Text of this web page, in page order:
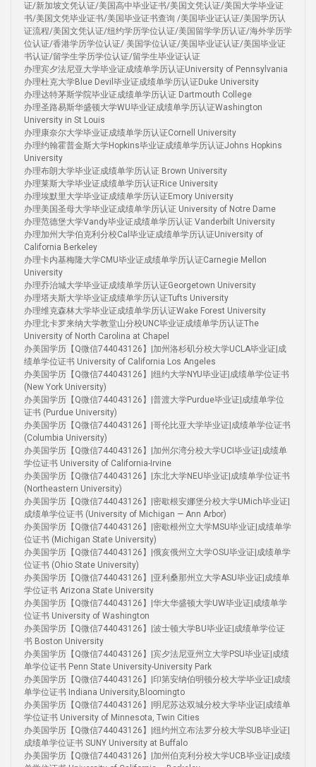
证/新加坡文凭认证/美国高中毕业证书/美国文凭认证/美国大学毕业证
书/美国文凭毕业证书/美国毕业证书查询 /美国毕业证认证/美国学历认
证流程/美国文凭认证/纽约学历学位认证/美国留学学历认证/海外学历学
位认证/香港学历学位认证/ 美国学位认证/美国毕业证认证/美国毕业证
书认证/留学生学历学位认证/留学生毕业证认证
办理宾夕法尼亚大学毕业证成绩单学历认证University of Pennsylvania
办理杜克大学Blue Devil毕业证成绩单学历认证Duke University
办理达特茅斯学院毕业证成绩单学历认证 Dartmouth College
办理圣路易斯华盛顿大学WU毕业证成绩单学历认证Washington
University in St Louis
办理康奈尔大学毕业证成绩单学历认证Cornell University
办理约翰霍普金斯大学Hopkins毕业证成绩单学历认证Johns Hopkins
University
办理布朗大学毕业证成绩单学历认证 Brown University
办理莱斯大学毕业证成绩单学历认证Rice University
办理埃默里大学毕业证成绩单学历认证Emory University
办理美国圣母大学毕业证成绩单学历认证 University of Notre Dame
办理范德堡大学Vandy毕业证成绩单学历认证 Vanderbilt University
办理加州大学伯克利分校Cal毕业证成绩单学历认证University of
California Berkeley
办理卡内基梅隆大学CMU毕业证成绩单学历认证Carnegie Mellon
University
办理乔治城大学毕业证成绩单学历认证Georgetown University
办理塔夫斯大学毕业证成绩单学历认证Tufts University
办理维克森林大学毕业证成绩单学历认证Wake Forest University
办理北卡罗来纳大学教堂山分校UNC毕业证成绩单学历认证The
University of North Carolina at Chapel
办美国学历【Q微信744043126】|加州洛杉矶分校大学UCLA毕业证|成
绩单学位证书 University of California Los Angeles
办美国学历【Q微信744043126】|纽约大学NYU毕业证|成绩单学位证书
(New York University)
办美国学历【Q微信744043126】|普渡大学Purdue毕业证|成绩单学位
证书 (Purdue University)
办美国学历【Q微信744043126】|哥伦比亚大学毕业证|成绩单学位证书
(Columbia University)
办美国学历【Q微信744043126】|加州尔湾分校大学UCI毕业证|成绩单
学位证书 University of California-Irvine
办美国学历【Q微信744043126】|东北大学NEU毕业证|成绩单学位证书
(Northeastern University)
办美国学历【Q微信744043126】|密歇根安娜堡分校大学UMich毕业证|
成绩单学位证书 (University of Michigan — Ann Arbor)
办美国学历【Q微信744043126】|密歇根州立大学MSU毕业证|成绩单学
位证书 (Michigan State University)
办美国学历【Q微信744043126】|俄亥俄州立大学OSU毕业证|成绩单学
位证书 (Ohio State University)
办美国学历【Q微信744043126】|亚利桑那州立大学ASU毕业证|成绩单
学位证书 Arizona State University
办美国学历【Q微信744043126】|华大华盛顿大学UW毕业证|成绩单学
位证书 University of Washington
办美国学历【Q微信744043126】|波士顿大学BU毕业证|成绩单学位证
书 Boston University
办美国学历【Q微信744043126】|宾夕法尼亚州立大学PSU毕业证|成绩
单学位证书 Penn State University-University Park
办美国学历【Q微信744043126】|印第安纳伯明顿分校大学毕业证|成绩
单学位证书 Indiana University,Bloomingto
办美国学历【Q微信744043126】|明尼苏达双城分校大学毕业证|成绩单
学位证书 University of Minnesota, Twin Cities
办美国学历【Q微信744043126】|纽约州立布法罗分校大学SUB毕业证|
成绩单学位证书 SUNY University at Buffalo
办美国学历【Q微信744043126】|加州伯克利分校大学UCB毕业证|成绩